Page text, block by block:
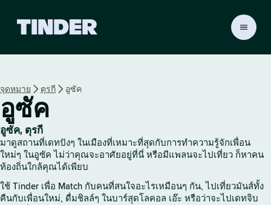
d
e
จุดหมาย ตุรกี อูซัค
อูซัค
อูซัค, ตุรกี
มาดูสถานที่เดทปังๆ ในเมืองที่เหมาะที่สุดกับการทำความรู้จักเพื่อน
ใหม่ๆ ในอูซัค ไม่ว่าคุณจะอาศัยอยู่ที่นี่ หรือมีแพลนจะไปเที่ยว ก็หาคน
ท้องถิ่นใกล้คุณได้เพียบ
ใช้ Tinder เพื่อ Match กับคนที่สนใจอะไรเหมือนๆ กัน, ไปเที่ยวมันส์ทั้ง
คืนกับเพื่อนใหม่, ดื่มชิลล์ๆ ในบาร์สุดโลคอล เอ๊ะ หรือว่าจะไปเดทจิบ